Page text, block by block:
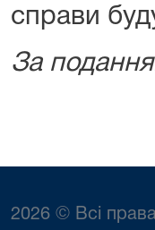
справи
За
2026 © Всі